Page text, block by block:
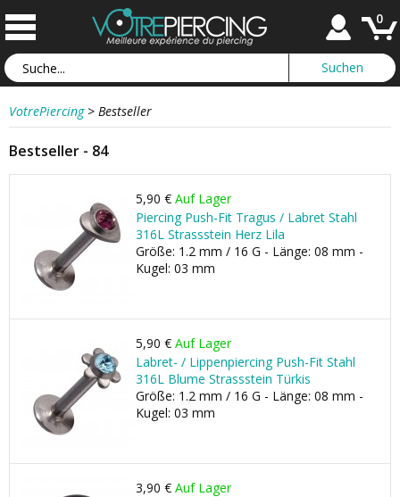
0
VotrePiercing > Bestseller
Bestseller - 84
5,90 € Auf Lager
Piercing Push-Fit Tragus / Labret Stahl
316L Strassstein Herz Lila
Größe: 1.2 mm / 16 G - Länge: 08 mm -
Kugel: 03 mm
5,90 € Auf Lager
Labret- / Lippenpiercing Push-Fit Stahl
316L Blume Strassstein Türkis
Größe: 1.2 mm / 16 G - Länge: 08 mm -
Kugel: 03 mm
3,90 € Auf Lager